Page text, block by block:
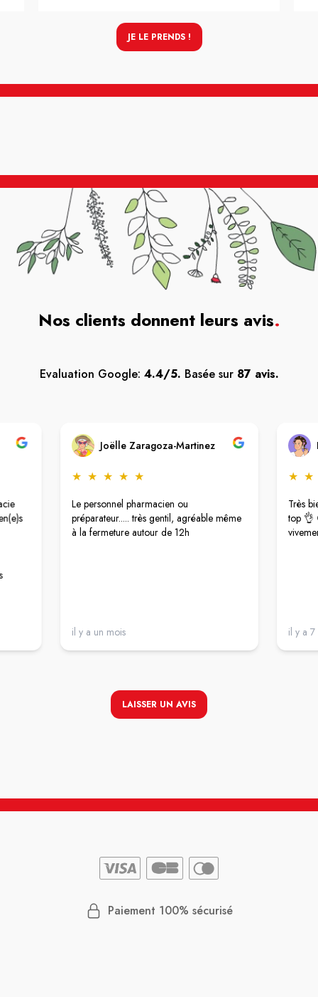
JE LE PRENDS !
Nos clients donnent leurs avis.
Evaluation Google: 4.4/5. Basée sur 87 avis.
Joëlle Zaragoza-Martinez
★ ★ ★ ★ ★
Le personnel pharmacien ou
préparateur..... très gentil, agréable même
à la fermeture autour de 12h
il y a un mois
★ ★
Très
top 👌
il y a 7
LAISSER UN AVIS
Paiement 100% sécurisé